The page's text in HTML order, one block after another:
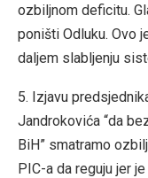
ozbiljnom deficitu.
poništi Odluku. Ovo
daljem slabljenju
5. Izjavu
Jandrokovića “da
BiH” smatramo
PIC-a da reguju jer